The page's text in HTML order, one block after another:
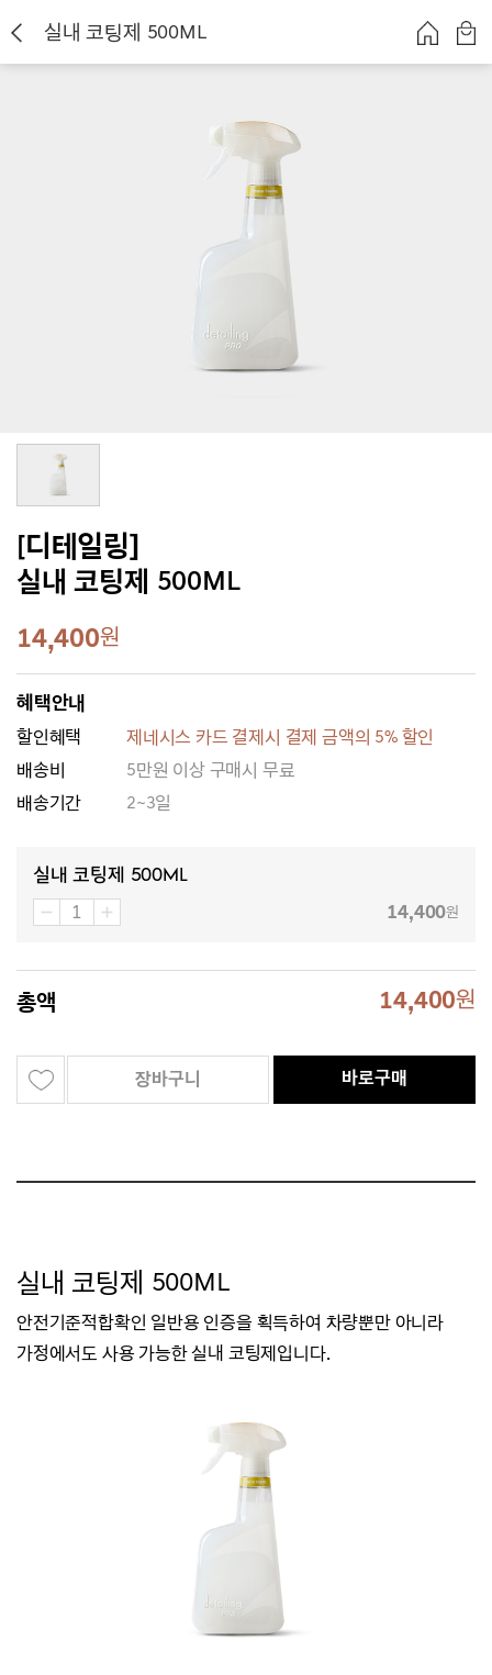
실내 코팅제 500ML
[디테일링]
실내 코팅제 500ML
14,400원
혜택안내
할인혜택
제네시스 카드 결제시 결제 금액의 5% 할인
배송비
5만원 이상 구매시 무료
배송기간
2~3일
실내 코팅제 500ML
14,400원
총액 14,400원
장바구니 바로구매
실내 코팅제 500ML
안전기준적합확인 일반용 인증을 획득하여 차량뿐만 아니라
가정에서도 사용 가능한 실내 코팅제입니다.